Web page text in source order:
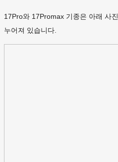
17Pro와 17Promax 기종은 아래 사
누어져 있습니다.